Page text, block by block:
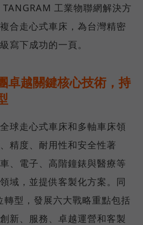
工業物聯網解決方
合走心式車床，為台灣精密
寫下成功的一頁。
卓越關鍵核心技術，持
球走心式車床和多軸車床領
精度、耐用性和安全性著
、電子、高階鐘錶與醫療等
域，並提供客製化方案。同
轉型，發展六大戰略重點包括
新、服務、卓越運營和客製